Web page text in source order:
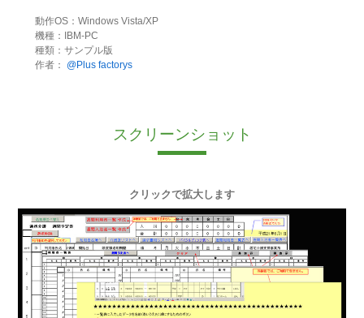
動作OS：Windows Vista/XP
機種：IBM-PC
種類：サンプル版
作者：
@Plus factorys
スクリーンショット
クリックで拡大します